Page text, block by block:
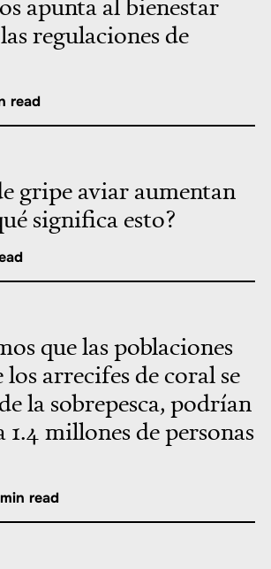
regulaciones de
read
gripe aviar aumentan
significa esto?
que las poblaciones
los arrecifes de coral se
la sobrepesca, podrían
millones de personas
read